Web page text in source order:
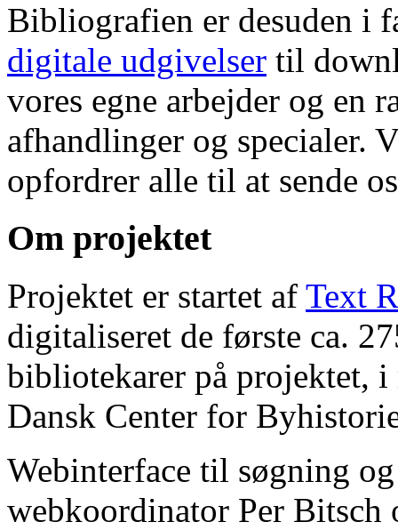
Bibliografien er desuden i
digitale udgivelser til
vores egne arbejder og en
afhandlinger og specialer.
opfordrer alle til at sende
Om projektet
Projektet er startet af Text
digitaliseret de første ca.
bibliotekarer på projektet, i
Dansk Center for
Webinterface til søgning
webkoordinator Per Bitsch